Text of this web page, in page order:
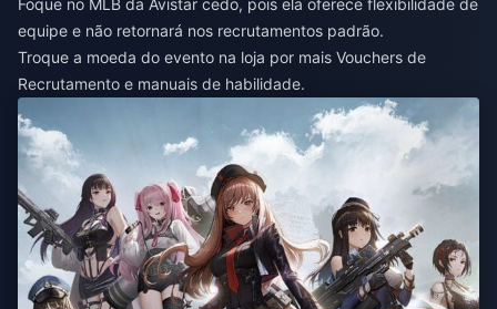
Foque no MLB da Avistar cedo, pois ela oferece flexibilidade de
equipe e não retornará nos recrutamentos padrão.
Troque a moeda do evento na loja por mais Vouchers de
Recrutamento e manuais de habilidade.